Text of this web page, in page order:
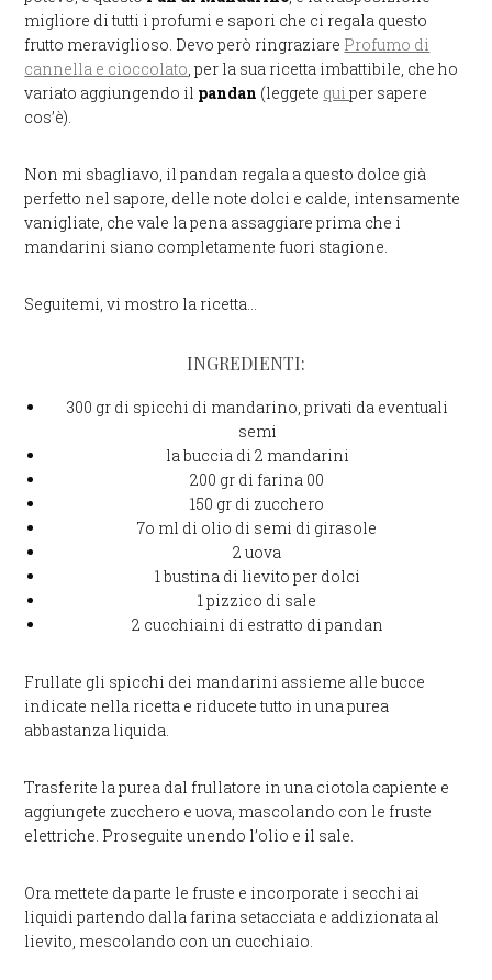
migliore di tutti i profumi e sapori che ci regala questo
frutto meraviglioso. Devo però ringraziare Profumo di
cannella e cioccolato , per la sua ricetta imbattibile, che ho
variato aggiungendo il pandan (leggete quiper sapere
cos’è).
Non mi sbagliavo, il pandan regala a questo dolce già
perfetto nel sapore, delle note dolci e calde, intensamente
vanigliate, che vale la pena assaggiare prima che i
mandarini siano completamente fuori stagione.
Seguitemi, vi mostro la ricetta…
INGREDIENTI:
300 gr di spicchi di mandarino, privati da eventuali
semi
la buccia di 2 mandarini
200 gr di farina 00
150 gr di zucchero
7o ml di olio di semi di girasole
2 uova
1 bustina di lievito per dolci
1 pizzico di sale
2 cucchiaini di estratto di pandan
Frullate gli spicchi dei mandarini assieme alle bucce
indicate nella ricetta e riducete tutto in una purea
abbastanza liquida.
Trasferite la purea dal frullatore in una ciotola capiente e
aggiungete zucchero e uova, mascolando con le fruste
elettriche. Proseguite unendo l’olio e il sale.
Ora mettete da parte le fruste e incorporate i secchi ai
liquidi partendo dalla farina setacciata e addizionata al
lievito, mescolando con un cucchiaio.